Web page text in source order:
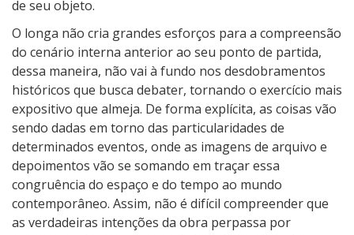
de seu objeto.
O longa não cria grandes esforços para a compreensão
do cenário interna anterior ao seu ponto de partida,
dessa maneira, não vai à fundo nos desdobramentos
históricos que busca debater, tornando o exercício mais
expositivo que almeja. De forma explícita, as coisas vão
sendo dadas em torno das particularidades de
determinados eventos, onde as imagens de arquivo e
depoimentos vão se somando em traçar essa
congruência do espaço e do tempo ao mundo
contemporâneo. Assim, não é difícil compreender que
as verdadeiras intenções da obra perpassa por